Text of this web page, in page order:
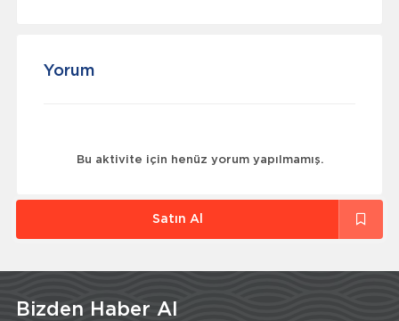
Yorum
Bu aktivite için henüz yorum yapılmamış.
Satın Al
Bizden Haber Al